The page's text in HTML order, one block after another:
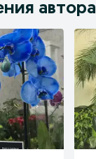
автора